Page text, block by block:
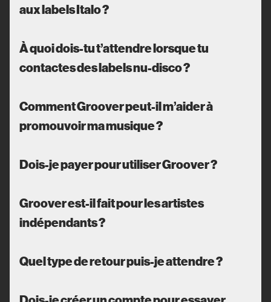
aux labels Italo ?
À quoi dois-tu t’attendre lorsque tu
contactes des labels nu-disco ?
Comment Groover peut-il m’aider à
promouvoir ma musique ?
Dois-je payer pour utiliser Groover ?
Groover est-il fait pour les artistes
indépendants ?
Quel type de retour puis-je attendre ?